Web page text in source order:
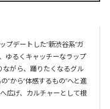
デートした“新渋谷系”ガ
ゆるくキャッチーなラップ
ながら、踊りたくなるグル
”から“体感するもの”へと進
広げ、カルチャーとして根